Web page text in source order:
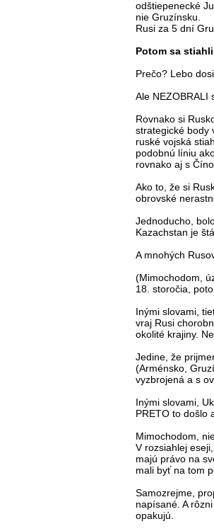
odštiepenecké
nie Gruzínsku.
Rusi za 5 dní
Potom sa stiahli
Prečo? Lebo
Ale NEZOBRALI
Rovnako si
strategické body
ruské vojská
podobnú líniu
rovnako aj s
Ako to, že si
obrovské
Jednoducho,
Kazachstan je
A mnohých
(Mimochodom,
18. storočia,
Inými slovami,
vraj Rusi
okolité krajiny.
Jedine, že
(Arménsko,
vyzbrojená a s
Inými slovami,
PRETO to došlo
Mimochodom,
V rozsiahlej
majú právo na
mali byť na tom
Samozrejme,
napísané. A
opakujú.